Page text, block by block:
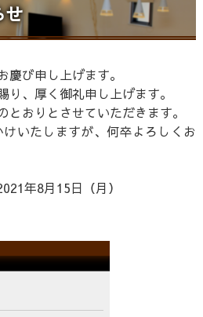
せ
慶び申し上げます。
り、厚く御礼申し上げます。
おりとさせていただきます。
いたしますが、何卒よろしくお
年8月15日（月）